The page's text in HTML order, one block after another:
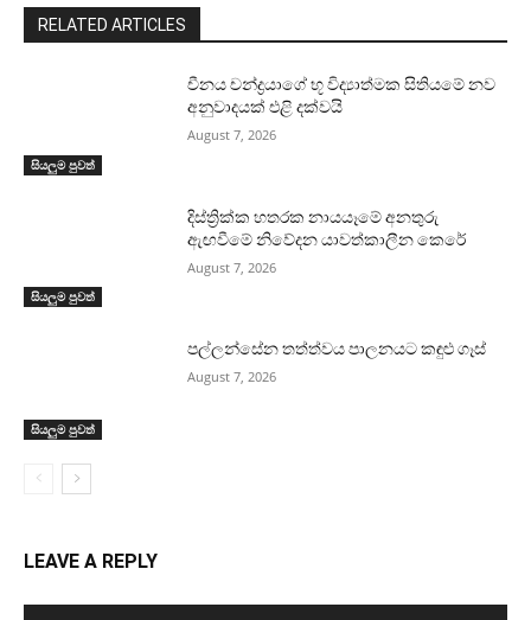
RELATED ARTICLES
සියලුම පුවත්
චීනය චන්ද්‍රයාගේ භූ විද්‍යාත්මක සිතියමේ නව
අනුවාදයක් එළි දක්වයි
August 7, 2026
සියලුම පුවත්
දිස්ත්‍රික්ක හතරක නායයෑමේ අනතුරු
ඇඟවීමේ නිවේදන යාවත්කාලීන කෙරේ
August 7, 2026
සියලුම පුවත්
පල්ලන්සේන තත්ත්වය පාලනයට කඳුළු ගෑස්
August 7, 2026
LEAVE A REPLY